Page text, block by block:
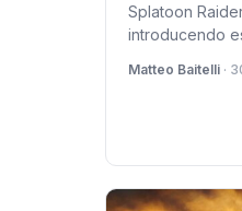
Splatoon
introducendo
l'anima tipica
Matteo Baitelli ·